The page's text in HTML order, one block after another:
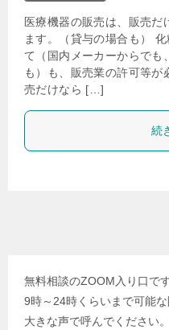
医療機器の販売は、販売だ
ます。（貸与の場合も）
て（国内メーカーからでも
も）も、販売業の許可等が
売だけなら […]
続
無料相談のZOOM入り口で
9時～24時くらいまで可能
大きな声で呼んでください